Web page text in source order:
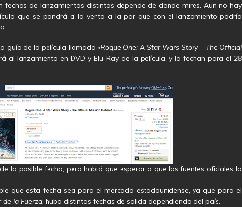
fechas de lanzamientos distintas depende de donde mires. Aun no hay
que se pondrá a la venta a la par que con el lanzamiento podría
guía de la película llamada «Rogue One: A Star Wars Story – The Official
al lanzamiento en DVD y Blu-Ray de la película, y la fechan para el 28
la posible fecha, pero habrá que esperar a que las fuentes oficiales lo
que esta fecha sea para el mercado estadounidense, ya que para el
de la Fuerza, hubo distintas fechas de salida dependiendo del país.